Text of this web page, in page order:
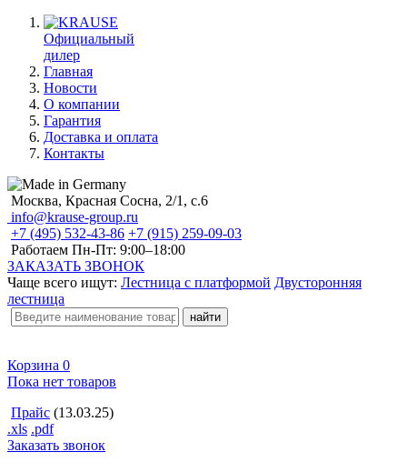
Официальный
дилер
Главная
Новости
О компании
Гарантия
Доставка и оплата
Контакты
Москва, Красная Сосна, 2/1, с.6
info@krause-group.ru
+7 (495) 532-43-86 +7 (915) 259-09-03
Работаем Пн-Пт: 9:00–18:00
ЗАКАЗАТЬ ЗВОНОК
Чаще всего ищут: Лестница с платформой Двусторонняя
лестница
Корзина 0
Пока нет товаров
Прайс (13.03.25)
.xls .pdf
Заказать звонок